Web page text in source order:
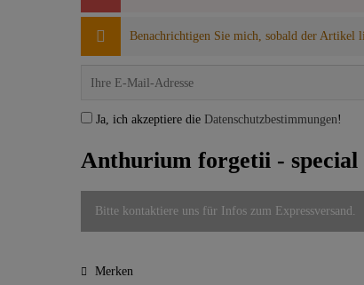
Benachrichtigen Sie mich, sobald der Artikel
Ja, ich akzeptiere die Datenschutzbestimmungen!
Anthurium forgetii -
Bitte kontaktiere uns für Infos zum Expressversand.
Merken